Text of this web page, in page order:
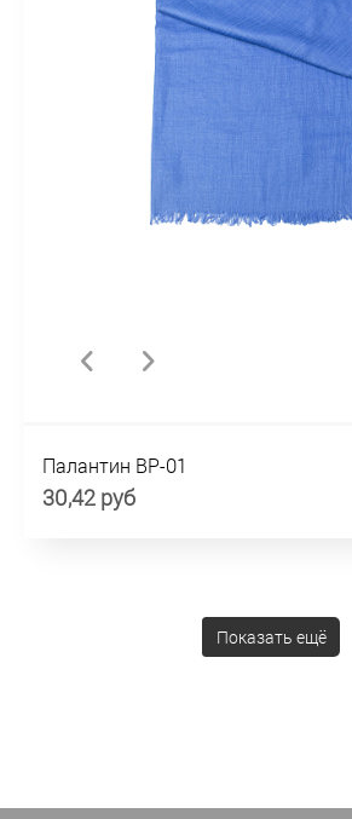
Палантин BP-01
30,42 руб
Показать ещё